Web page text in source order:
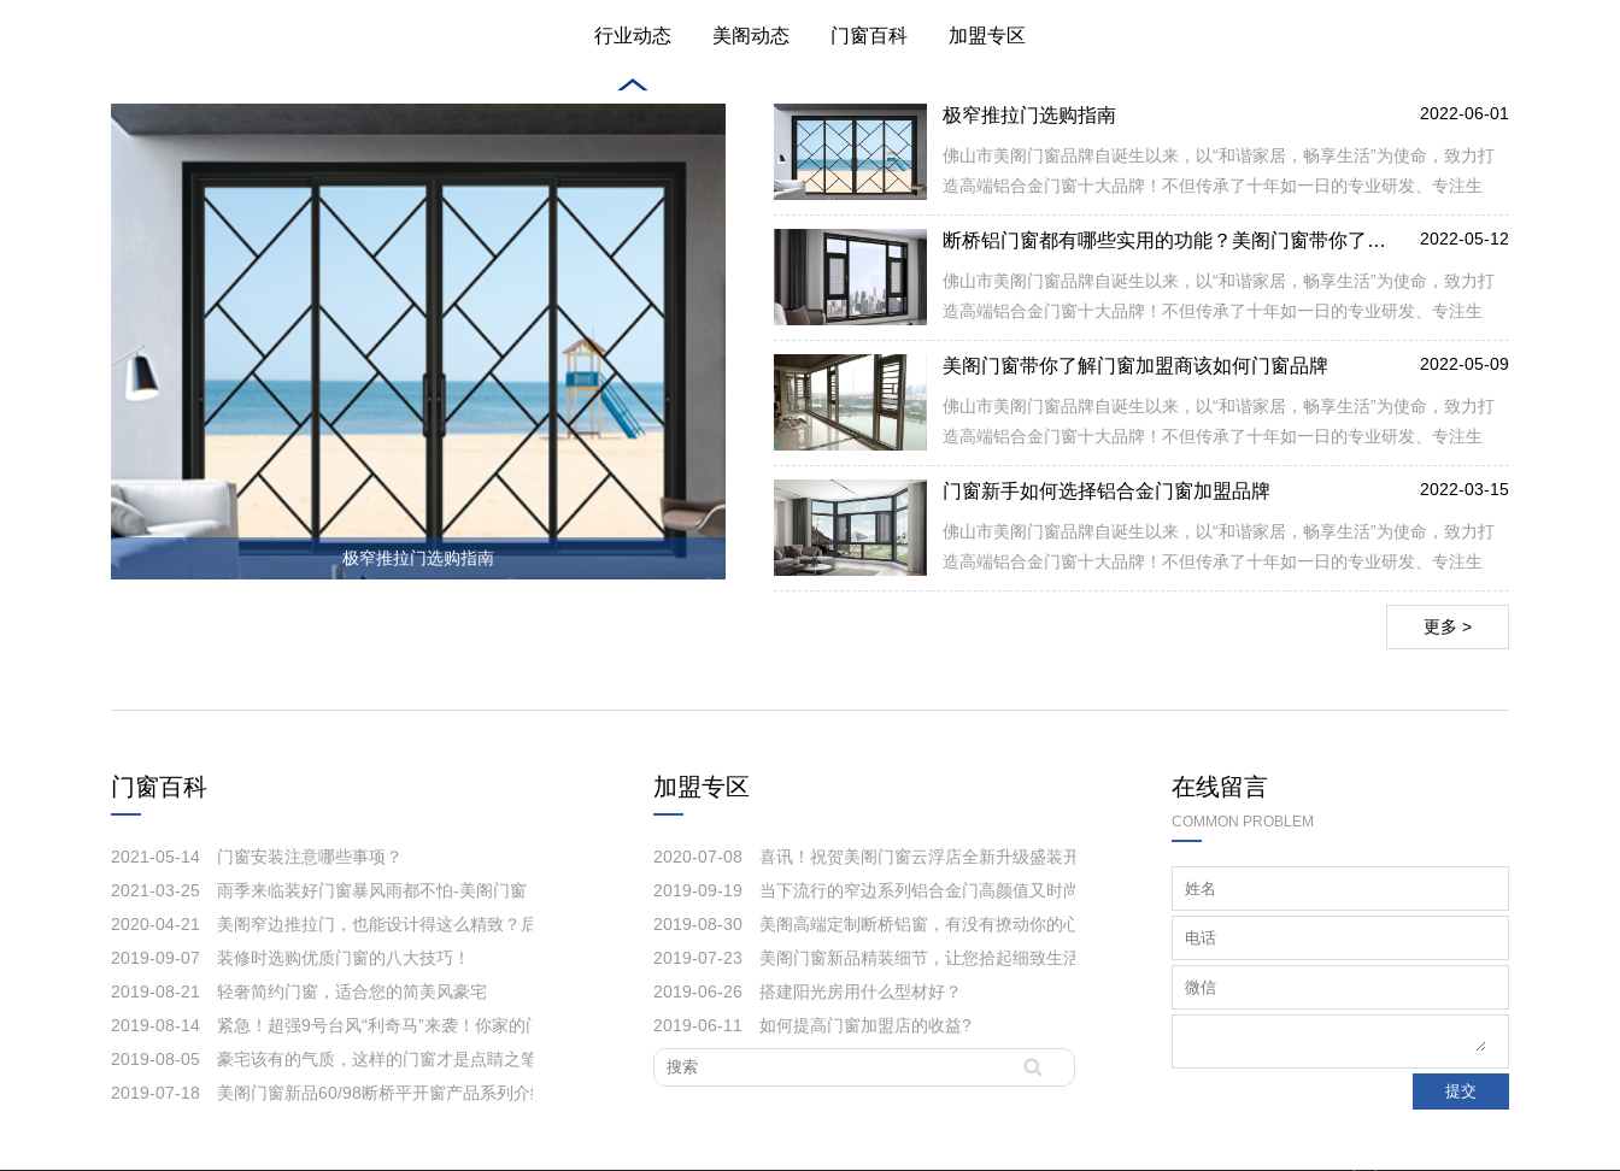
行业动态 美阁动态 门窗百科 加盟专区
极窄推拉门选购指南
极窄推拉门选购指南
佛山市美阁门窗品牌自诞生以来，以“和谐家居，畅享生活”为使命，致力打
造高端铝合金门窗十大品牌！不但传承了十年如一日的专业研发、专注生
产、绿色环保的高端门窗品牌理念，同时也融入了更多自主创新元素和特殊
工艺，特别是产品结构上的创新，突破性地解决了铝合金门窗在生产、安装
和使用上公认的技术难题，提升产品市场核心竞争力。
2022-06-01
断桥铝门窗都有哪些实用的功能？美阁门窗带你了解！
佛山市美阁门窗品牌自诞生以来，以“和谐家居，畅享生活”为使命，致力打
造高端铝合金门窗十大品牌！不但传承了十年如一日的专业研发、专注生
产、绿色环保的高端门窗品牌理念，同时也融入了更多自主创新元素和特殊
工艺，特别是产品结构上的创新，突破性地解决了铝合金门窗在生产、安装
和使用上公认的技术难题，提升产品市场核心竞争力。
2022-05-12
美阁门窗带你了解门窗加盟商该如何门窗品牌
佛山市美阁门窗品牌自诞生以来，以“和谐家居，畅享生活”为使命，致力打
造高端铝合金门窗十大品牌！不但传承了十年如一日的专业研发、专注生
产、绿色环保的高端门窗品牌理念，同时也融入了更多自主创新元素和特殊
工艺，特别是产品结构上的创新，突破性地解决了铝合金门窗在生产、安装
和使用上公认的技术难题，提升产品市场核心竞争力。
2022-05-09
门窗新手如何选择铝合金门窗加盟品牌
佛山市美阁门窗品牌自诞生以来，以“和谐家居，畅享生活”为使命，致力打
造高端铝合金门窗十大品牌！不但传承了十年如一日的专业研发、专注生
产、绿色环保的高端门窗品牌理念，同时也融入了更多自主创新元素和特殊
工艺，特别是产品结构上的创新，突破性地解决了铝合金门窗在生产、安装
2022-03-15
更多 >
门窗百科
2021-05-14
门窗安装注意哪些事项？
2021-03-25
雨季来临装好门窗暴风雨都不怕-美阁门窗
2020-04-21
美阁窄边推拉门，也能设计得这么精致？后悔知道得太晚！
2019-09-07
装修时选购优质门窗的八大技巧！
2019-08-21
轻奢简约门窗，适合您的简美风豪宅
2019-08-14
紧急！超强9号台风“利奇马”来袭！你家的门窗会挺住吗？
2019-08-05
豪宅该有的气质，这样的门窗才是点睛之笔！
2019-07-18
美阁门窗新品60/98断桥平开窗产品系列介绍
加盟专区
2020-07-08
喜讯！祝贺美阁门窗云浮店全新升级盛装开业！
2019-09-19
当下流行的窄边系列铝合金门高颜值又时尚
2019-08-30
美阁高端定制断桥铝窗，有没有撩动你的心？
2019-07-23
美阁门窗新品精装细节，让您拾起细致生活
2019-06-26
搭建阳光房用什么型材好？
2019-06-11
如何提高门窗加盟店的收益?
在线留言
COMMON PROBLEM
提交